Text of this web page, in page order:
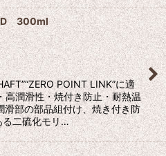
300ml
POINT LINK”に適
高潤滑性・焼付き防止・耐熱温
部の部品組付け、焼き付き防
る二硫化モリ…